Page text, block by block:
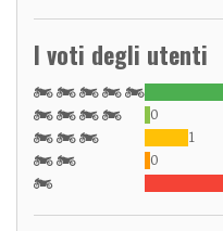
I voti degli utenti
0
1
0